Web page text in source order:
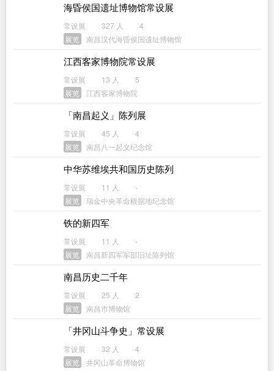
海昏侯国遗址博物馆常设展
常设展 327 人
4
展览
南昌汉代海昏侯国遗址博物馆
江西客家博物院常设展
常设展 13 人
5
展览
江西客家博物院
「南昌起义」陈列展
常设展 45 人
4
展览
南昌八一起义纪念馆
中华苏维埃共和国历史陈列
常设展 11 人
-
展览
瑞金中央革命根据地纪念馆
铁的新四军
常设展 11 人
-
展览
南昌新四军军部旧址陈列馆
南昌历史二千年
常设展 25 人
2
展览
南昌市博物馆
「井冈山斗争史」常设展
常设展 32 人
4
展览
井冈山革命博物馆